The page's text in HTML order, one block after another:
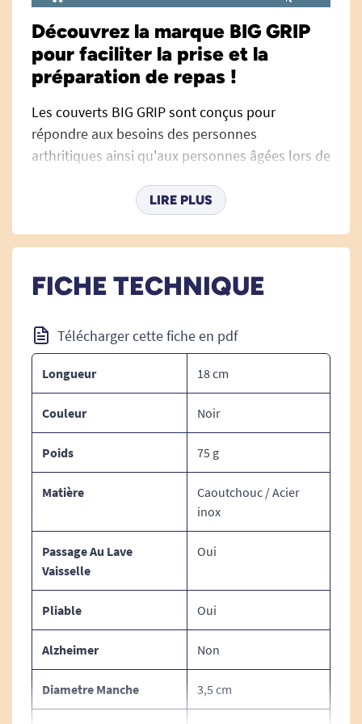
Découvrez la marque BIG GRIP
pour faciliter la prise et la
préparation de repas !
Les couverts BIG GRIP sont conçus pour
répondre aux besoins des personnes
arthritiques ainsi qu'aux personnes âgées lors de
Confortables, ces couverts disposent d'un
manche anatomique large et sont recouverts de
compris lorsque le couvert est mouillé !
peuvent être tordus (sauf le couteau) pour
obtenir un angle adapté aux besoins.
Pour découvrir toute la gamme BIG GRIP,cliquez
ici.
Caractéristiques techniques du
set de couverts BIG GRIP :
x 1 fourchette
x 1 couteau
x 1 petite cuillère
x 1 cuillère à soupe
LIRE PLUS
FICHE TECHNIQUE
Télécharger cette fiche en pdf
Longueur 18 cm
Couleur Noir
Poids 75 g
Matière
Caoutchouc / Acier
inox
Passage Au Lave
Vaisselle
Oui
Pliable Oui
Alzheimer Non
Diametre Manche 3,5 cm